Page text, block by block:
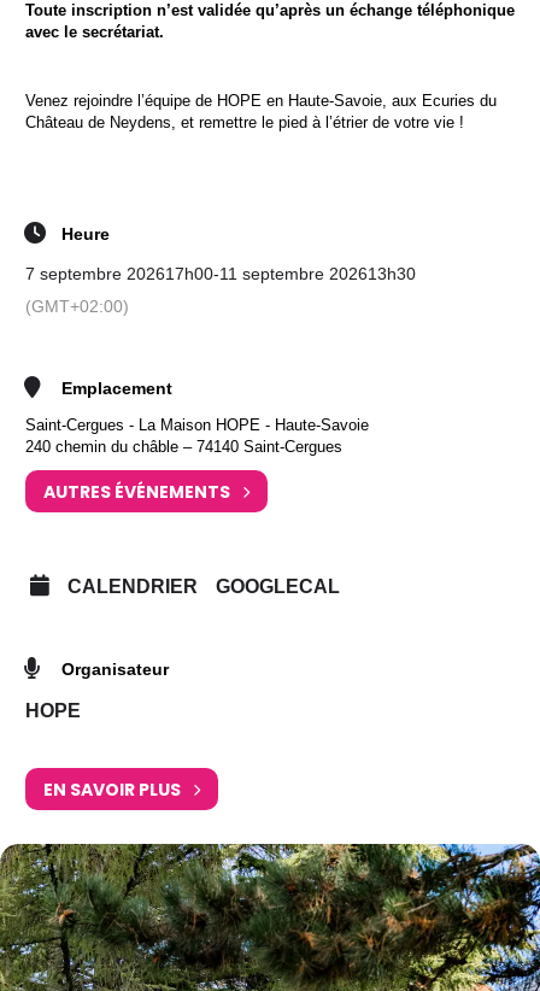
Toute inscription n’est validée qu’après un échange téléphonique
avec le secrétariat.
Venez rejoindre l’équipe de HOPE en Haute-Savoie, aux Ecuries du
Château de Neydens, et remettre le pied à l’étrier de votre vie !
Heure
7 septembre 202617h00-11 septembre 202613h30
(GMT+02:00)
Emplacement
Saint-Cergues - La Maison HOPE - Haute-Savoie
240 chemin du châble – 74140 Saint-Cergues
AUTRES ÉVÉNEMENTS
CALENDRIER GOOGLECAL
Organisateur
HOPE
EN SAVOIR PLUS